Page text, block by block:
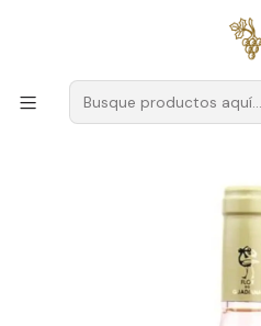
para pedidos
Productores Alentejo
Flor do Guadiana Alentejo